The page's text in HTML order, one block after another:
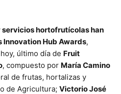
servicios hortofrutícolas han
Innovation Hub Awards,
último día de Fruit
, compuesto por María Camino
de frutas, hortalizas y
de Agricultura; Victorio José